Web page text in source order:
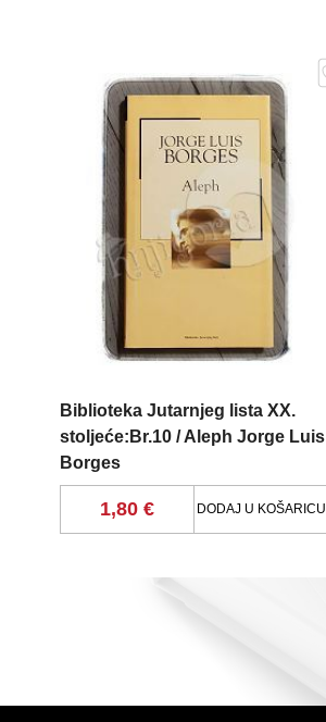
Biblioteka Jutarnjeg lista XX.
stoljeće:Br.10 / Aleph Jorge Luis
Borges
1,80 € DODAJ U KOŠARICU